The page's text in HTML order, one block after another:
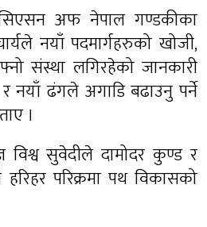
अफ नेपाल गण्डकीका
नयाँ पदमार्गहरुको खोजी,
संस्था लगिरहेको जानकारी
र नयाँ ढंगले अगाडि बढाउनु पर्ने
।
विश्व सुवेदीले दामोदर कुण्ड र
हरिहर परिक्रमा पथ विकासको